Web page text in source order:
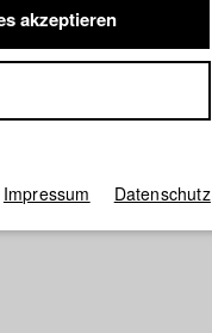
Englisch
akzeptieren
Impressum Datenschutz